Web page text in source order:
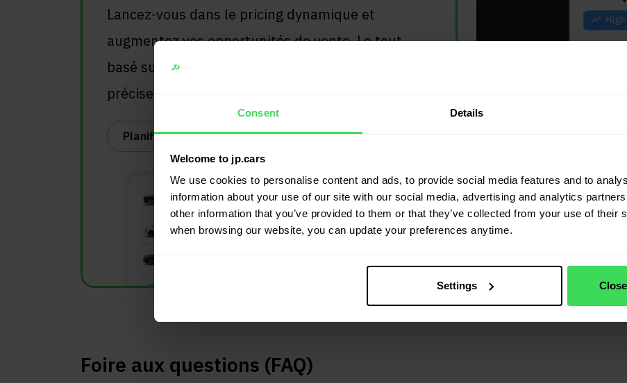
Consent Details
Welcome to jp.cars
We use cookies to personalise content and ads, to provide social media features and to
information about your use of our site with our social media, advertising and analytics
other information that you’ve provided to them or that they’ve collected from your use of their
when browsing our website, you can update your preferences anytime.
Settings
Lancez-vous dans le pricing dynamique et
augmentez vos opportunités de vente. Le tout
basé sur des données de marché actualisées et
précises.
Planifier démo
Conseils
localement
jp.cars vous
grâce à des
voitures
Planifier démo
Foire aux questions (FAQ)